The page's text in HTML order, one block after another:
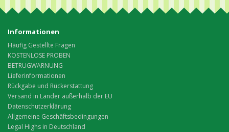
Informationen
Häufig Gestellte Fragen
KOSTENLOSE PROBEN
BETRUGWARNUNG
Lieferinformationen
Rückgabe und Rückerstattung
Versand in Länder außerhalb der EU
Datenschutzerklärung
Allgemeine Geschäftsbedingungen
Legal Highs in Deutschland